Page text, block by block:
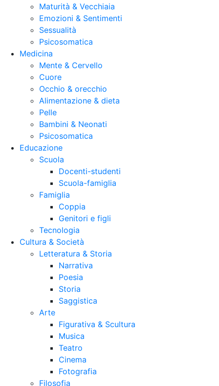
Maturità & Vecchiaia
Emozioni & Sentimenti
Sessualità
Psicosomatica
Medicina
Mente & Cervello
Cuore
Occhio & orecchio
Alimentazione & dieta
Pelle
Bambini & Neonati
Psicosomatica
Educazione
Scuola
Docenti-studenti
Scuola-famiglia
Famiglia
Coppia
Genitori e figli
Tecnologia
Cultura & Società
Letteratura & Storia
Narrativa
Poesia
Storia
Saggistica
Arte
Figurativa & Scultura
Musica
Teatro
Cinema
Fotografia
Filosofia